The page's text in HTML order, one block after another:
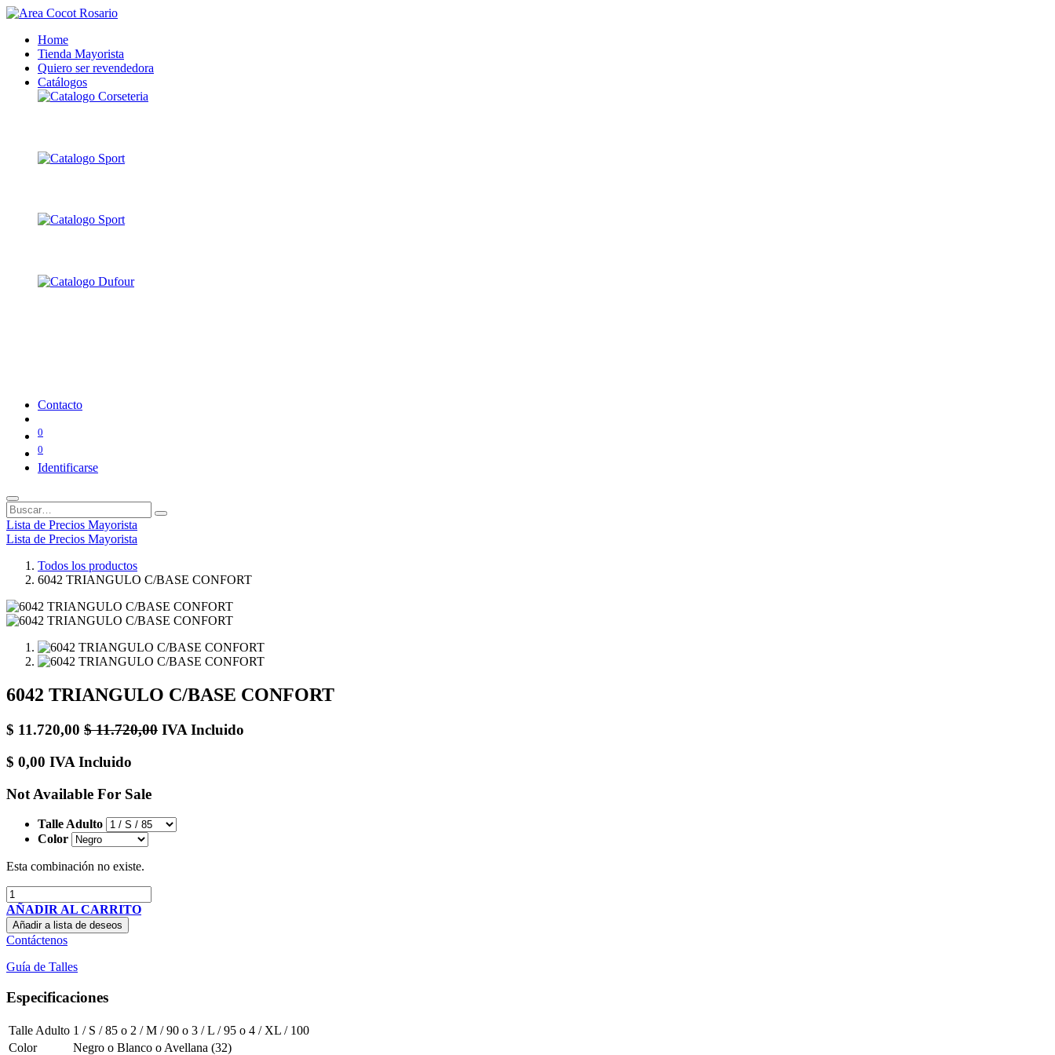
Home
Tienda Mayorista
Quiero ser revendedora
Catálogos
Contacto
0
0
Identificarse
Lista de Precios Mayorista
Lista de Precios Mayorista
Todos los productos
6042 TRIANGULO C/BASE CONFORT
6042 TRIANGULO C/BASE CONFORT
$ 11.720,00 $11.720,00 IVA Incluido
$ 0,00 IVA Incluido
Not Available For Sale
Talle Adulto
Color
Esta combinación no existe.
AÑADIR AL CARRITO
Añadir a lista de deseos
Contáctenos
Guía de Talles
Especificaciones
Talle Adulto 1 / S / 85 o 2 / M / 90 o 3 / L / 95 o 4 / XL / 100
Color
Negro o Blanco o Avellana (32)